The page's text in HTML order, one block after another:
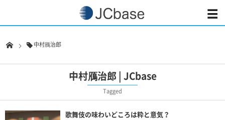
中村鴈治郎
中村鴈治郎 | JCbase
Tagged
歌舞伎の味わいどころは粋と意気？